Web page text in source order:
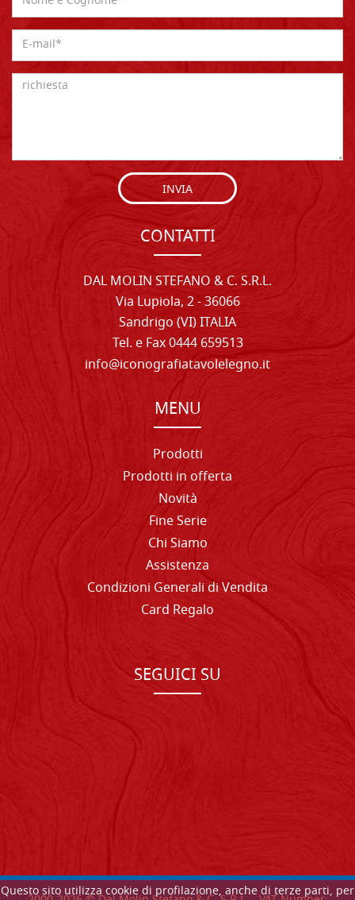
Questo sito utilizza cookie di profilazione, anche di terze parti, per
INVIA
CONTATTI
DAL MOLIN STEFANO & C. S.R.L.
Via Lupiola, 2 - 36066
Sandrigo (VI) ITALIA
Tel. e Fax 0444 659513
info@iconografiatavolelegno.it
MENU
Prodotti
Prodotti in offerta
Novità
Fine Serie
Chi Siamo
Assistenza
Condizioni Generali di Vendita
Card Regalo
SEGUICI SU